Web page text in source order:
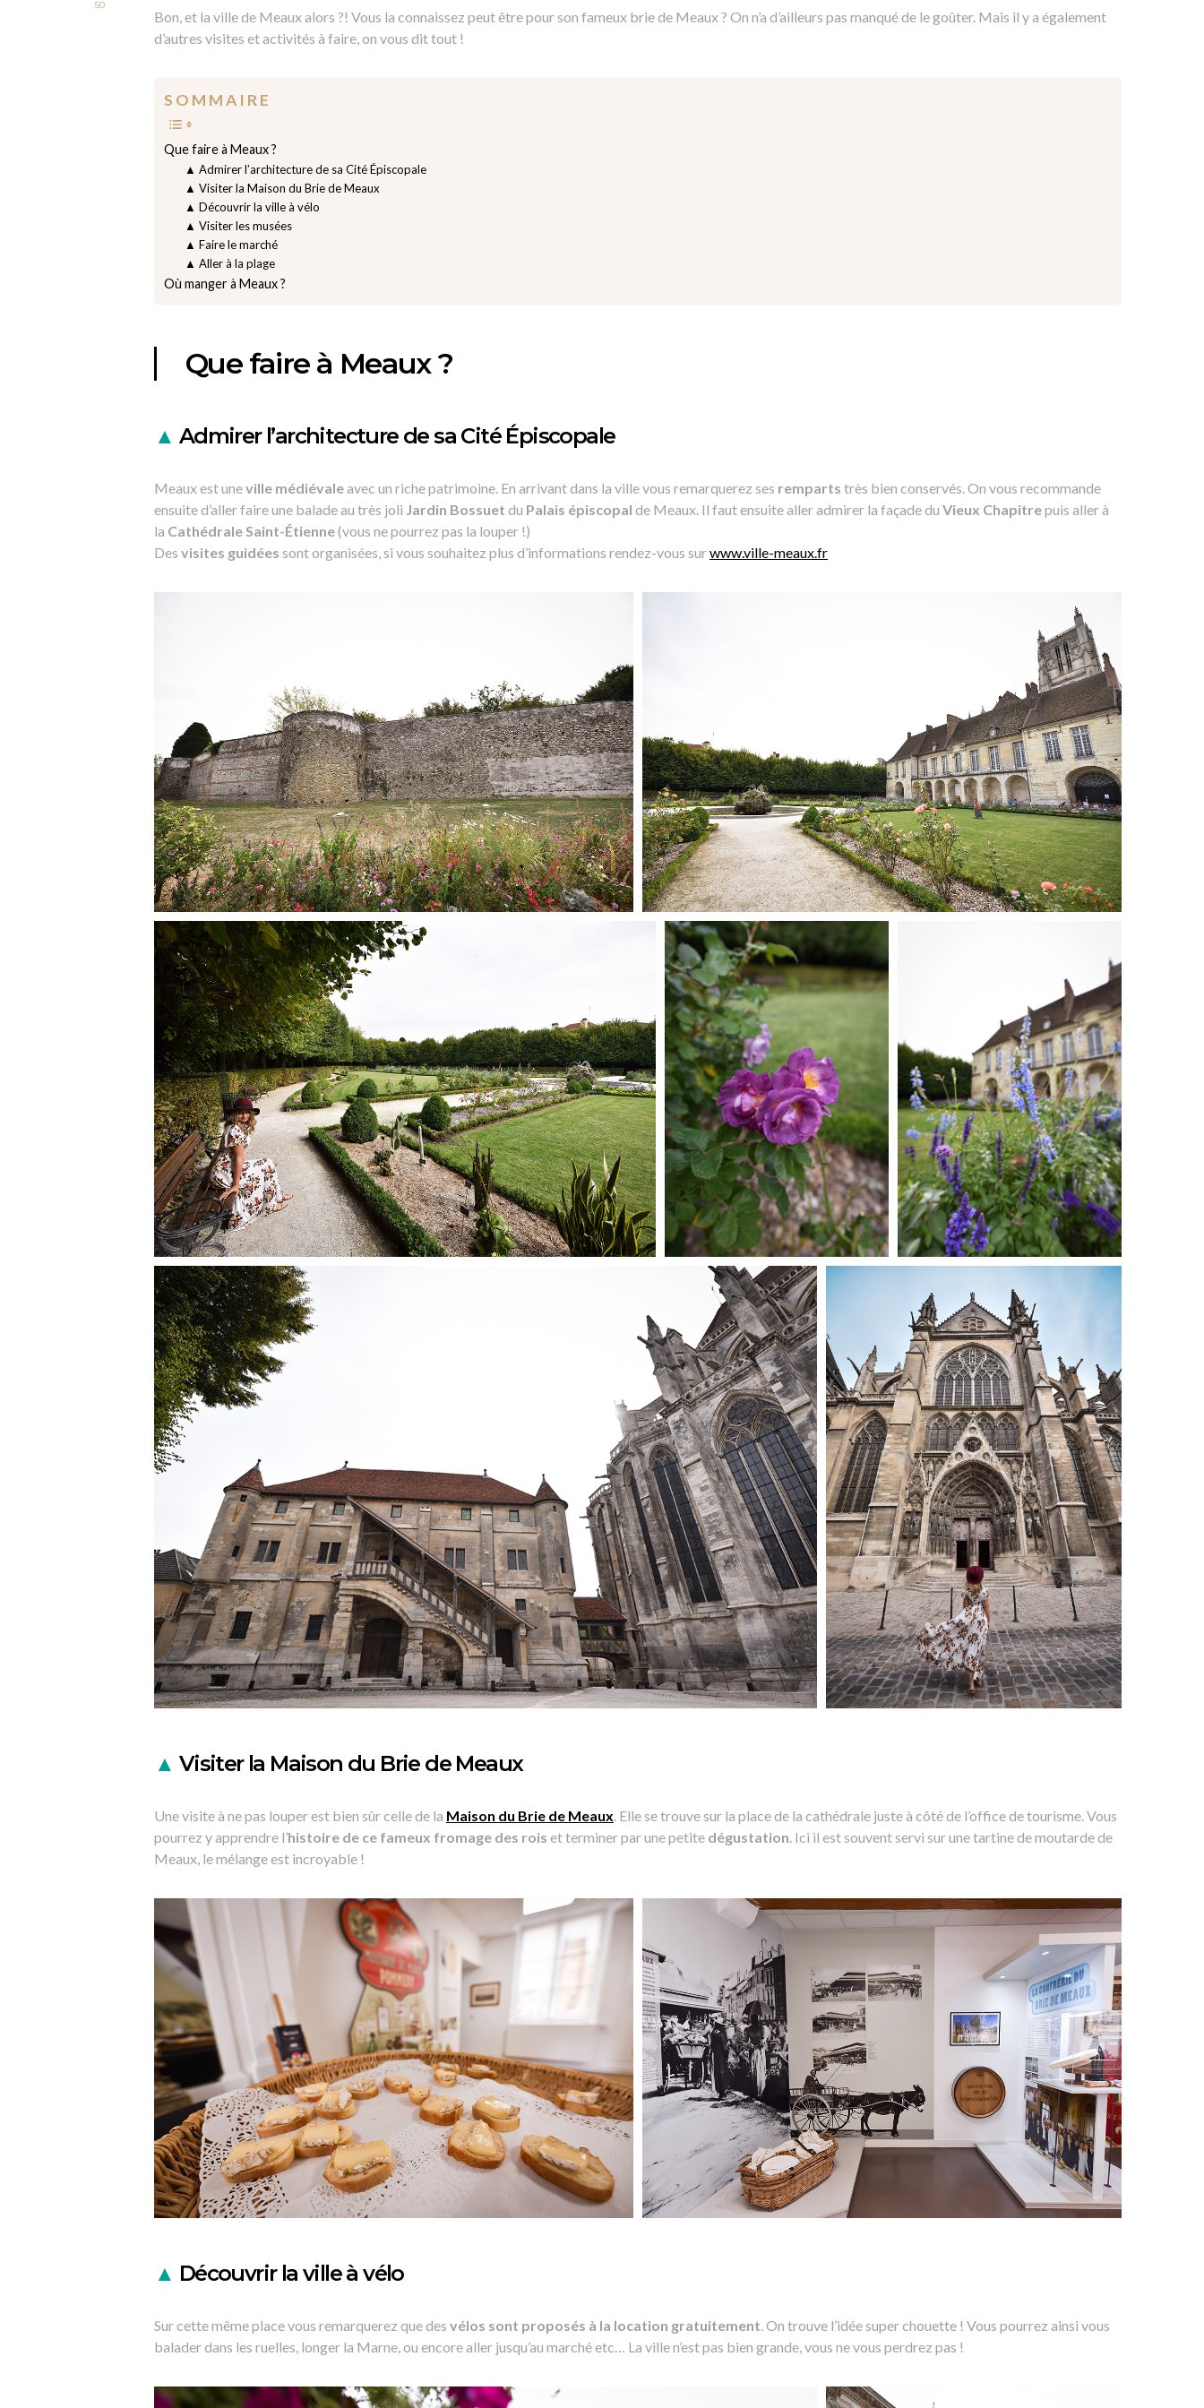
50
Bon, et la ville de Meaux alors ?! Vous la connaissez peut être pour son fameux brie de Meaux ? On n’a d’ailleurs pas manqué de le goûter. Mais il y a également
d’autres visites et activités à faire, on vous dit tout !
S O M M A I R E
Que faire à Meaux ?
▲ Admirer l’architecture de sa Cité Épiscopale
▲ Visiter la Maison du Brie de Meaux
▲ Découvrir la ville à vélo
▲ Visiter les musées
▲ Faire le marché
▲ Aller à la plage
Où manger à Meaux ?
Que faire à Meaux ?
▲ Admirer l’architecture de sa Cité Épiscopale
Meaux est uneville médiévaleavec un riche patrimoine. En arrivant dans la ville vous remarquerez ses remparts très bien conservés. On vous recommande
ensuite d’aller faire une balade au très joli Jardin Bossuet du Palais épiscopal de Meaux. Il faut ensuite aller admirer la façade du Vieux Chapitrepuis aller à
la Cathédrale Saint-Étienne(vous ne pourrez pas la louper !)
Des visites guidées sont organisées, si vous souhaitez plus d’informations rendez-vous surwww.ville-meaux.fr
▲ Visiter la Maison du Brie de Meaux
Une visite à ne pas louper est bien sûr celle de la Maison du Brie de Meaux. Elle se trouve sur la place de la cathédrale juste à côté de l’office de tourisme. Vous
pourrez y apprendre l’histoire de ce fameux fromage des rois et terminer par une petite dégustation. Ici il est souvent servi sur une tartine de moutarde de
Meaux, le mélange est incroyable !
▲ Découvrir la ville à vélo
Sur cette même place vous remarquerez que des vélos sont proposés à la location gratuitement. On trouve l’idée super chouette ! Vous pourrez ainsi vous
balader dans les ruelles, longer la Marne, ou encore aller jusqu’au marché etc… La ville n’est pas bien grande, vous ne vous perdrez pas !